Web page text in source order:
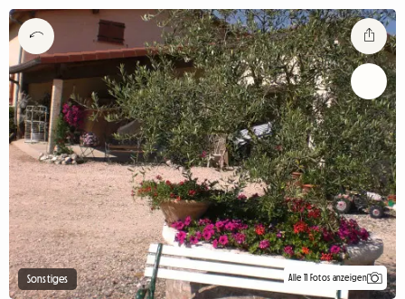
Sonstiges Alle 11 Fotos anzeigen